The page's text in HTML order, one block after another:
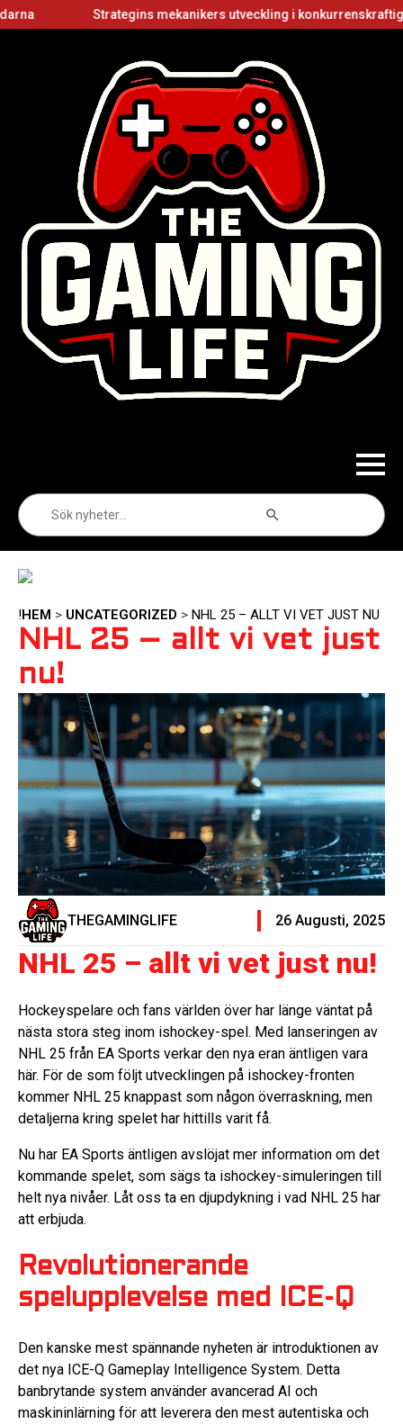
Strategins mekanikers utveckling i konkurrenskraftiga
efter:
HEM > UNCATEGORIZED > NHL 25 – ALLT VI VET JUST NU!
NHL 25 – allt vi vet just
nu!
THEGAMINGLIFE 26 Augusti, 2025
NHL 25 – allt vi vet just nu!
Hockeyspelare och fans världen över har länge väntat på
nästa stora steg inom ishockey-spel. Med lanseringen av
NHL 25 från EA Sports verkar den nya eran äntligen vara
här. För de som följt utvecklingen på ishockey-fronten
kommer NHL 25 knappast som någon överraskning, men
detaljerna kring spelet har hittills varit få.
Nu har EA Sports äntligen avslöjat mer information om det
kommande spelet, som sägs ta ishockey-simuleringen till
helt nya nivåer. Låt oss ta en djupdykning i vad NHL 25 har
att erbjuda.
Revolutionerande
spelupplevelse med ICE-Q
Den kanske mest spännande nyheten är introduktionen av
det nya ICE-Q Gameplay Intelligence System. Detta
banbrytande system använder avancerad AI och
maskininlärning för att leverera den mest autentiska och